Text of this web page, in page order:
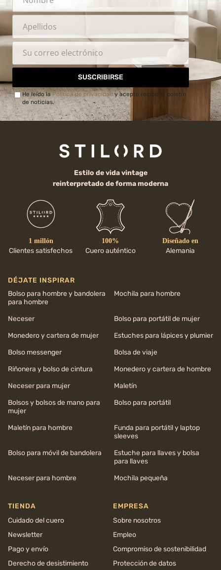
SUSCRIBIRSE
He leído laPolítica de privacidady acepto recibir el boletín
de noticias.
Estilo de vida vintage
reinterpretado de forma moderna
1 millón
Clientes satisfechos
100%
Cuero auténtico
Diseñado en
Alemania
DÉJATE INSPIRAR
Bolso para hombre y bandolera
para hombre
Mochila para hombre
Neceser
Bolso para portátil de mujer
Monedero y cartera de mujer
Estuches para lápices y plumier
Bolso messenger
Bolsa de viaje
Riñonera y bolso de cintura
Monedero y cartera de hombre
Neceser para mujer
Maletín
Bolsos y bolsos de mano para
mujer
Bolso para portátil
Maletín para hombre
Funda para portátil y laptop
sleeves
Bolso para móvil de bandolera
Estuche para llaves y bolsa
para llaves
Neceser para hombre
Mochila pequeña
TIENDA
Cuidado del cuero
Newsletter
Pago y envío
Derecho de desistimiento
EMPRESA
Sobre nosotros
Empleo
Compromiso de sostenibilidad
Protección de datos